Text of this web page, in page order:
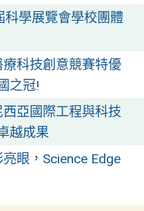
學展覽會學校團體
科技創意競賽特優
之冠!
亞國際工程與科技
越成果
眼，Science Edge